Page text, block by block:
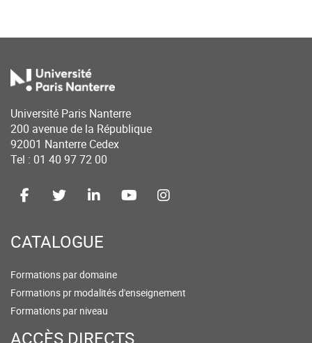
Université Paris Nanterre
200 avenue de la République
92001 Nanterre Cedex
Tel : 01 40 97 72 00
CATALOGUE
Formations par domaine
Formations pr modalités d'enseignement
Formations par niveau
ACCÈS DIRECTS